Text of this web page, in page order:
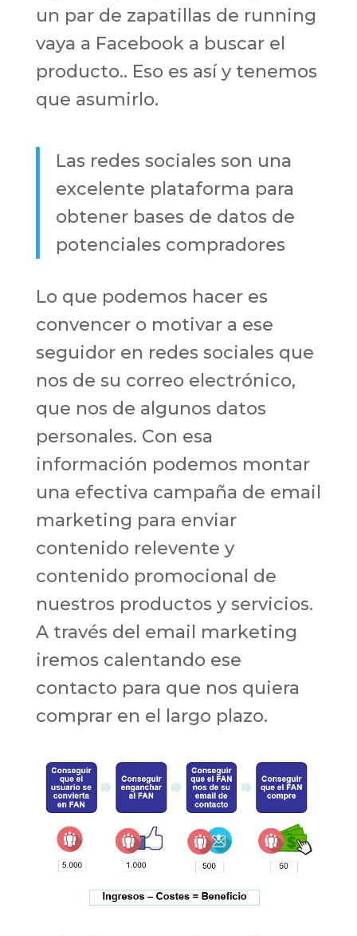
un par de zapatillas de running
vaya a Facebook a buscar el
producto.. Eso es así y tenemos
que asumirlo.
Las redes sociales son una
excelente plataforma para
obtener bases de datos de
potenciales compradores
Lo que podemos hacer es
convencer o motivar a ese
seguidor en redes sociales que
nos de su correo electrónico,
que nos de algunos datos
personales. Con esa
información podemos montar
una efectiva campaña de email
marketing para enviar
contenido relevente y
contenido promocional de
nuestros productos y servicios.
A través del email marketing
iremos calentando ese
contacto para que nos quiera
comprar en el largo plazo.